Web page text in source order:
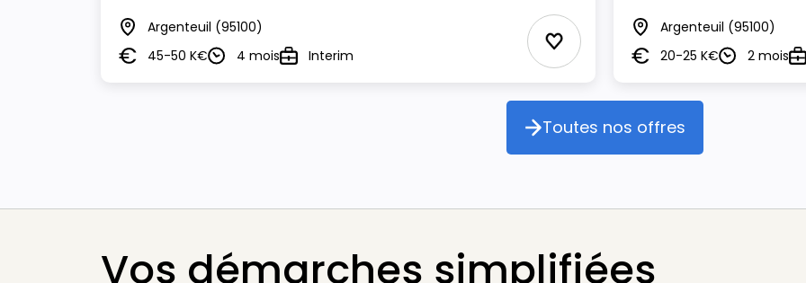
Lieu Argenteuil (95100)
Salaire45-50 K€Durée4 moisTypeInterim Ajouter aux Favoris
Lieu Argenteuil (95100)
Salaire20-25 K€Durée2 mois
Toutes nos offres
Toutes nos offres
Vos démarches simplifiées